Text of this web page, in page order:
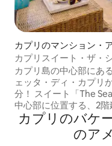
カプリのマンション・
ト
カプリスイート・ザ・
レ・イン・ピアッツェ
カプリ島の中心部にあ
ェッタ・ディ・カプリ
分！ スイート「The
中心部に位置する、2階
ガントな海の景色が見
あらゆる快適さを備え
アーチ型天井が建築を
カプリのバケ
のア